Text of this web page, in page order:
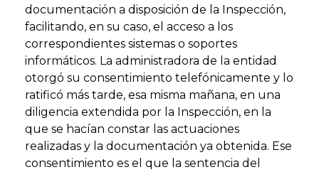
documentación a disposición de la Inspección,
facilitando, en su caso, el acceso a los
correspondientes sistemas o soportes
informáticos. La administradora de la entidad
otorgó su consentimiento telefónicamente y lo
ratificó más tarde, esa misma mañana, en una
diligencia extendida por la Inspección, en la
que se hacían constar las actuaciones
realizadas y la documentación ya obtenida. Ese
consentimiento es el que la sentencia del